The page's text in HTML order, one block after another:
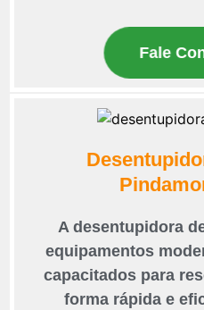
Fale
A desentupidora
equipamentos
capacitados para
forma rápida e